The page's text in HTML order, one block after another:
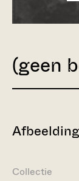
(geen
Collectie